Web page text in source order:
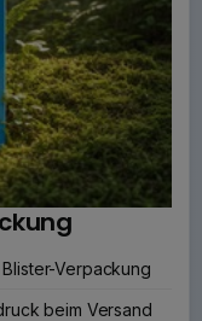
Verpackung
beim Versand